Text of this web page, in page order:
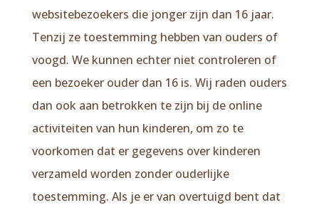
websitebezoekers die jonger zijn dan 16 jaar.
Tenzij ze toestemming hebben van ouders of
voogd. We kunnen echter niet controleren of
een bezoeker ouder dan 16 is. Wij raden ouders
dan ook aan betrokken te zijn bij de online
activiteiten van hun kinderen, om zo te
voorkomen dat er gegevens over kinderen
verzameld worden zonder ouderlijke
toestemming. Als je er van overtuigd bent dat